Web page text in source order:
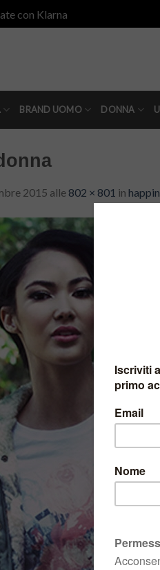
con Klarna
BRAND UOMO DONNA
2015 alle 802 × 801 in